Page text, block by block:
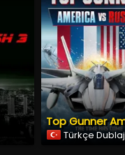
Türkçe Dublaj